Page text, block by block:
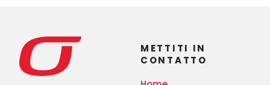
METTITI IN
CONTATTO